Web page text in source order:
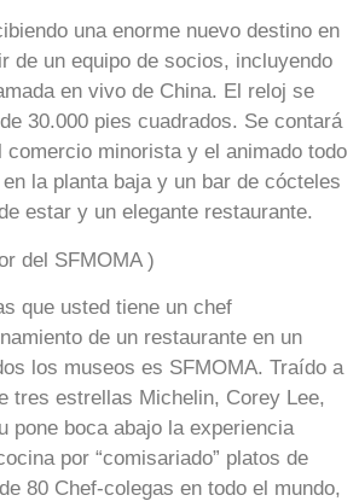
una enorme nuevo destino en
de un equipo de socios, incluyendo
en vivo de China. El reloj se
30.000 pies cuadrados. Se contará
comercio minorista y el animado todo
la planta baja y un bar de cócteles
estar y un elegante restaurante.
del SFMOMA )
que usted tiene un chef
de un restaurante en un
los museos es SFMOMA. Traído a
tres estrellas Michelin, Corey Lee,
pone boca abajo la experiencia
por “comisariado” platos de
80 Chef-colegas en todo el mundo,